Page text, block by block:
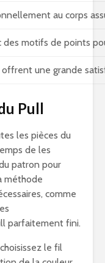
au corps
motifs de points
offrent une grande
Pull
les pièces du
de les
patron pour
méthode
comme
parfaitement fini.
le fil